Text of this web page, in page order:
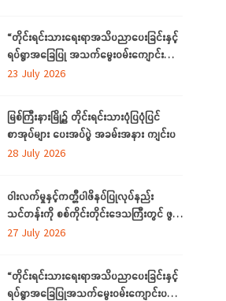
“တိုင်းရင်းသားရေးရာအသိပညာပေးခြင်းနှင့်
ရပ်ရွာအခြေပြု အသက်မွေးဝမ်းကျောင်း
ပညာ လိုအပ်ချက် ဆန်းစစ်စီမံခြင်း
23 July 2026
မြစ်ကြီးနားမြို့၌ တိုင်းရင်းသားပုံပြပုံပြင်
စာအုပ်များ ပေးအပ်ပွဲ အခမ်းအနား ကျင်းပ
28 July 2026
ဝါးလက်မှုနှင့်ကတ္တီပါဖိနပ်ပြုလုပ်နည်း
သင်တန်းကို စစ်ကိုင်းတိုင်းဒေသကြီးတွင် ဖွင့်
လှစ်
27 July 2026
“တိုင်းရင်းသားရေးရာအသိပညာပေးခြင်းနှင့်
ရပ်ရွာအခြေပြုအသက်မွေးဝမ်းကျောင်းပညာ